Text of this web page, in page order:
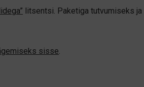
litsentsi. Paketiga tutvumiseks ja
sisse.